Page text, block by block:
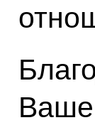
Ваше